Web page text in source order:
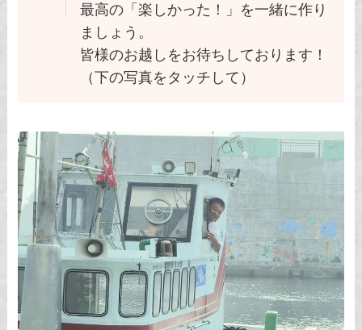
最高の「楽しかった！」を一緒に作り
ましょう。
皆様のお越しをお待ちしております！
（下の写真をタッチして）